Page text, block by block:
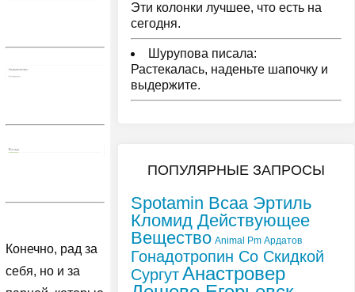
Конечно, рад за
себя, но и за
Эти колонки лучшее, что есть на
сегодня.
Шурупова писала:
Растекалась, наденьте шапочку и
выдержите.
ПОПУЛЯРНЫЕ ЗАПРОСЫ
Spotamin Всаа Эртиль
Кломид Действующее
Вещество Animal Pm Ардатов
Гонадотропин Со Скидкой
СургутАнастровер